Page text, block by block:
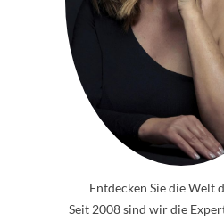
Entdecken Sie die Welt
Seit 2008 sind wir die